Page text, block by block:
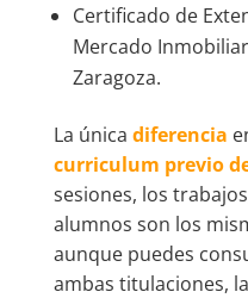
Certificado de
Mercado
Zaragoza.
La única diferencia
curriculum previo
sesiones, los
alumnos son los
aunque puedes
ambas titulaciones,